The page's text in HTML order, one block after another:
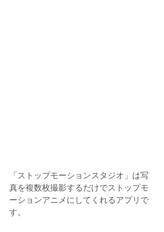
「ストップモーションスタジオ」は写
真を複数枚撮影するだけでストップモ
ーションアニメにしてくれるアプリで
す。